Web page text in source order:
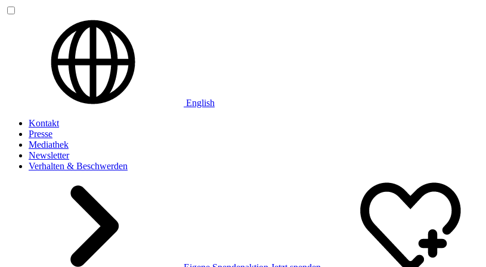
English
Kontakt
Presse
Mediathek
Newsletter
Verhalten & Beschwerden